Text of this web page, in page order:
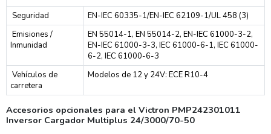
Seguridad
EN-IEC 60335-1/EN-IEC 62109-1/UL 458 (3)
Emisiones /
Inmunidad
EN 55014-1, EN 55014-2, EN-IEC 61000-3-2,
EN-IEC 61000-3-3, IEC 61000-6-1, IEC 61000-
6-2, IEC 61000-6-3
Vehículos de
carretera
Modelos de 12 y 24V: ECE R10-4
Accesorios opcionales para el Victron PMP242301011
Inversor Cargador Multiplus 24/3000/70-50